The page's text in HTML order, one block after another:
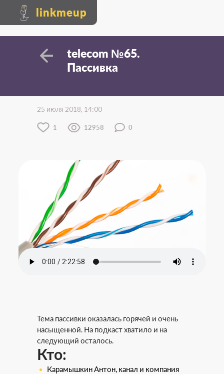
linkmeup
telecom №65.
Пассивка
25 июля 2018, 14:00
1 12958 0
Тема пассивки оказалась горячей и очень
насыщенной. На подкаст хватило и на
следующий осталось.
Кто:
Карамышкин Антон, канал и компания